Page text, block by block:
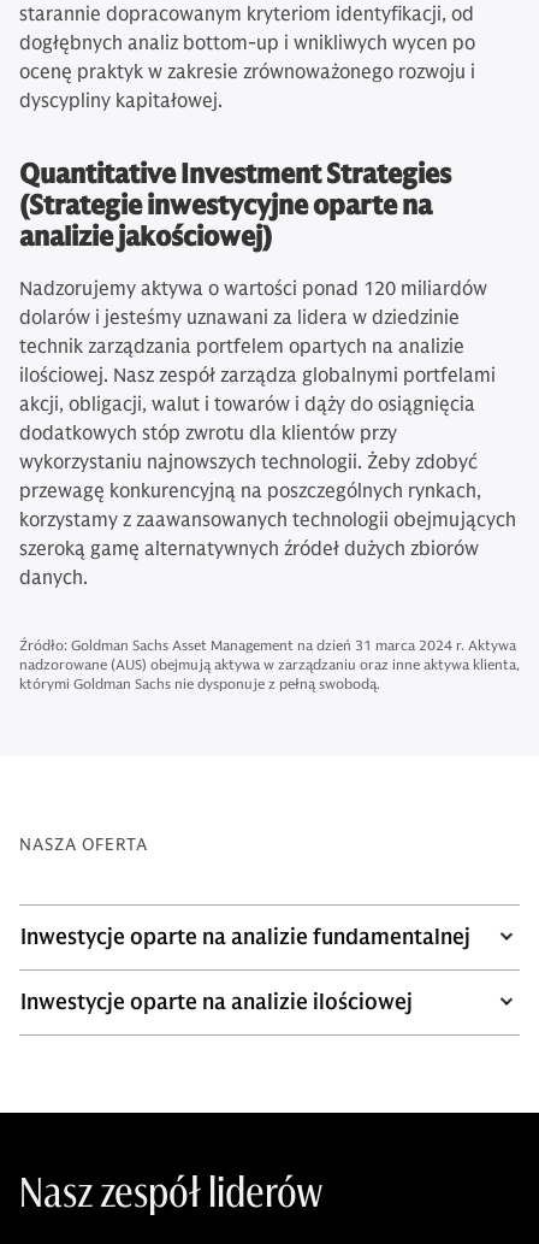
starannie dopracowanym kryteriom identyfikacji, od
dogłębnych analiz bottom-up i wnikliwych wycen po
ocenę praktyk w zakresie zrównoważonego rozwoju i
dyscypliny kapitałowej.
Quantitative Investment Strategies
(Strategie inwestycyjne oparte na
analizie jakościowej)
Nadzorujemy aktywa o wartości ponad 120 miliardów
dolarów i jesteśmy uznawani za lidera w dziedzinie
technik zarządzania portfelem opartych na analizie
ilościowej. Nasz zespół zarządza globalnymi portfelami
akcji, obligacji, walut i towarów i dąży do osiągnięcia
dodatkowych stóp zwrotu dla klientów przy
wykorzystaniu najnowszych technologii. Żeby zdobyć
przewagę konkurencyjną na poszczególnych rynkach,
korzystamy z zaawansowanych technologii obejmujących
szeroką gamę alternatywnych źródeł dużych zbiorów
danych.
Źródło: Goldman Sachs Asset Management na dzień 31 marca 2024 r. Aktywa
nadzorowane (AUS) obejmują aktywa w zarządzaniu oraz inne aktywa klienta,
którymi Goldman Sachs nie dysponuje z pełną swobodą.
NASZA OFERTA
Inwestycje oparte na analizie fundamentalnej
Inwestycje oparte na analizie ilościowej
Nasz zespół liderów